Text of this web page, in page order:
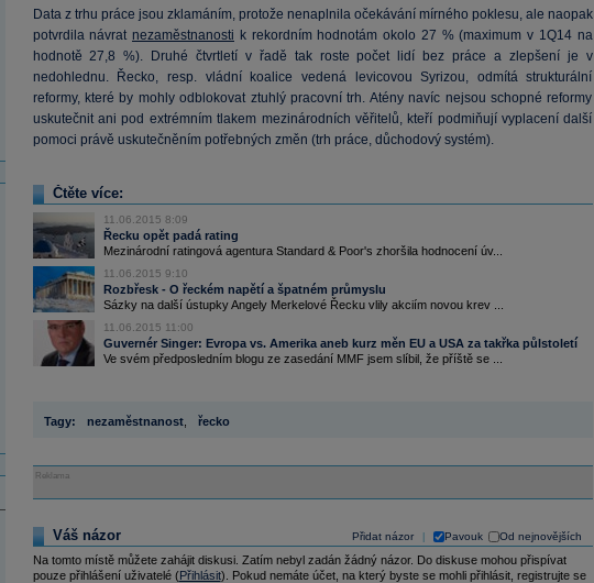
Data z trhu práce jsou zklamáním, protože nenaplnila očekávání mírného poklesu, ale naopak
potvrdila návrat nezaměstnanosti k rekordním hodnotám okolo 27 % (maximum v 1Q14 na
hodnotě 27,8 %). Druhé čtvrtletí v řadě tak roste počet lidí bez práce a zlepšení je v
nedohlednu. Řecko, resp. vládní koalice vedená levicovou Syrizou, odmítá strukturální
reformy, které by mohly odblokovat ztuhlý pracovní trh. Atény navíc nejsou schopné reformy
uskutečnit ani pod extrémním tlakem mezinárodních věřitelů, kteří podmiňují vyplacení další
pomoci právě uskutečněním potřebných změn (trh práce, důchodový systém).
Čtěte více:
11.06.2015 8:09
Řecku opět padá rating
Mezinárodní ratingová agentura Standard & Poor's zhoršila hodnocení úv...
11.06.2015 9:10
Rozbřesk - O řeckém napětí a špatném průmyslu
Sázky na další ústupky Angely Merkelové Řecku vlily akciím novou krev ...
11.06.2015 11:00
Guvernér Singer: Evropa vs. Amerika aneb kurz měn EU a USA za takřka půlstoletí
Ve svém předposledním blogu ze zasedání MMF jsem slíbil, že příště se ...
Tagy: nezaměstnanost, řecko
Reklama
Přidat názor Pavouk Od nejnovějších
Váš názor
Na tomto místě můžete zahájit diskusi. Zatím nebyl zadán žádný názor. Do diskuse mohou přispívat
pouze přihlášení uživatelé (Přihlásit). Pokud nemáte účet, na který byste se mohli přihlásit, registrujte se